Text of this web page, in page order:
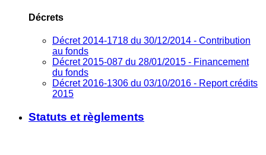
Décrets
Décret 2014-1718 du 30/12/2014 - Contribution
au fonds
Décret 2015-087 du 28/01/2015 - Financement
du fonds
Décret 2016-1306 du 03/10/2016 - Report crédits
2015
Statuts et règlements